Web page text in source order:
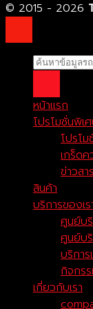
© 2015 - 2026
หน้าแรก
โปรโมชั่นพิเ
โปรโ
เกร็ด
ข่าวสา
สินค้า
บริการของเร
ศูนย์บ
ศูนย์บ
บริการ
กิจกร
เกี่ยวกับเรา